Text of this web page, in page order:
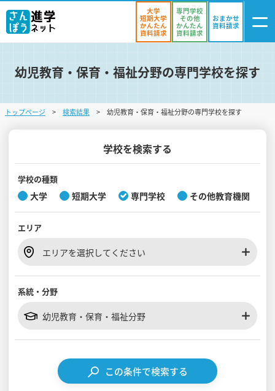
ログイン
・登録
気になる 資料リスト
学校を探す
オープンキャンパスを探す
入試・受験入門
見学会WEB手引書
大学
短期大学
かんたん
資料請求
専門学校
その他
かんたん
資料請求
おまかせ
資料請求
幼児教育・保育・福祉分野の専門学校を探す
トップページ 検索結果 幼児教育・保育・福祉分野の専門学校を探す
学校を検索する
学校の種類
大学 短期大学 専門学校 その他教育機関
エリア
エリアを選択してください
系統・分野
幼児教育・保育・福祉分野
この条件で検索する